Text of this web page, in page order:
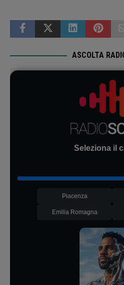
ASCOLTA
Seleziona il
Piacenza
Emilia Romagna